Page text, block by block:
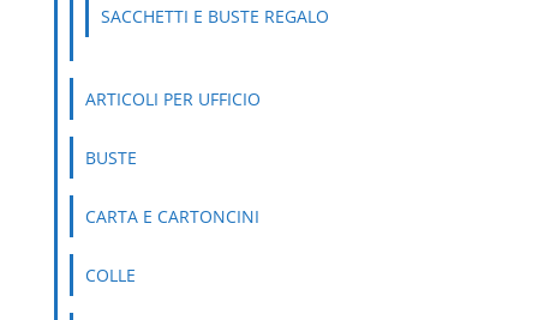
SACCHETTI E BUSTE REGALO
ARTICOLI PER UFFICIO
BUSTE
CARTA E CARTONCINI
COLLE